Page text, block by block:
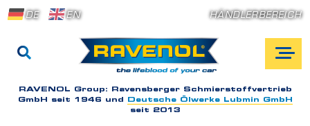
DE EN HÄNDLERBEREICH
RAVENOL Group: Ravensberger Schmierstoffvertrieb
GmbH seit 1946 und
Deutsche Ölwerke Lubmin GmbH
seit 2013